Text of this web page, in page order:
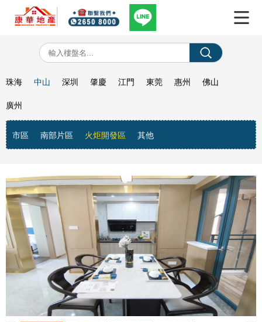
珠海 中山
市區 南部片區 火炬開發區 其他
深圳 肇慶 江門 東莞 惠州 佛山
廣州